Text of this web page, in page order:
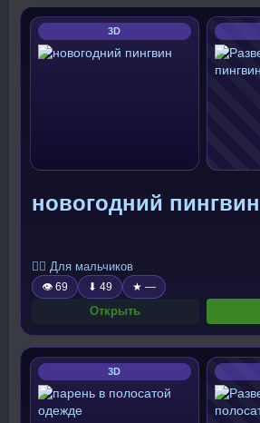
3D
новогодний пингвин
🧍‍♂️ Для мальчиков
👁 69 ⬇ 49 ★ —
Открыть
3D